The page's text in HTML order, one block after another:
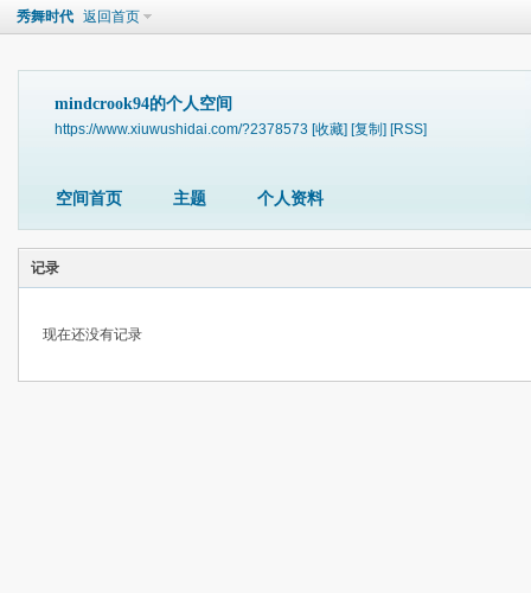
秀舞时代 返回首页
mindcrook94的个人空间
https://www.xiuwushidai.com/?2378573 [收藏] [复制] [RSS]
空间首页 主题 个人资料
记录
现在还没有记录